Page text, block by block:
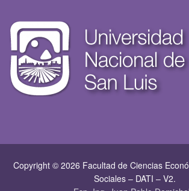
Copyright © 2026 Facultad de Ciencias
Sociales – DATI – V2.